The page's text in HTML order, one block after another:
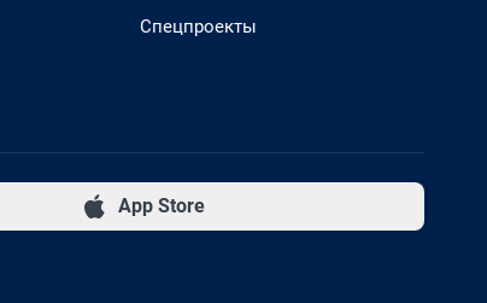
Спецпроекты
App Store